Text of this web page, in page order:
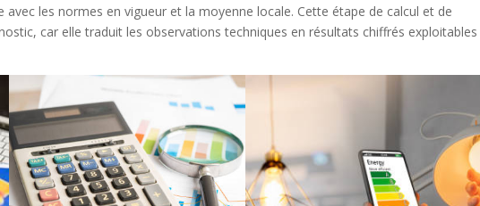
avec les normes en vigueur et la moyenne locale. Cette étape de calcul et de
car elle traduit les observations techniques en résultats chiffrés exploitables